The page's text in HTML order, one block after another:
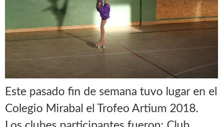
Este pasado fin de semana tuvo lugar en el
Colegio Mirabal el Trofeo Artium 2018.